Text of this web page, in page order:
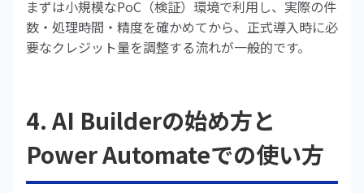
まずは小規模なPoC（検証）環境で利用し、実際の件
数・処理時間・精度を確かめてから、正式導入時に必
要なクレジット量を調整する流れが一般的です。
4. AI Builderの始め方と
Power Automateでの使い方